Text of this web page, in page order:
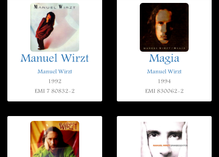
Manuel Wirzt
Manuel Wirzt
1992
EMI 7 80832-2
Magia
Manuel Wirzt
1994
EMI 830062-2